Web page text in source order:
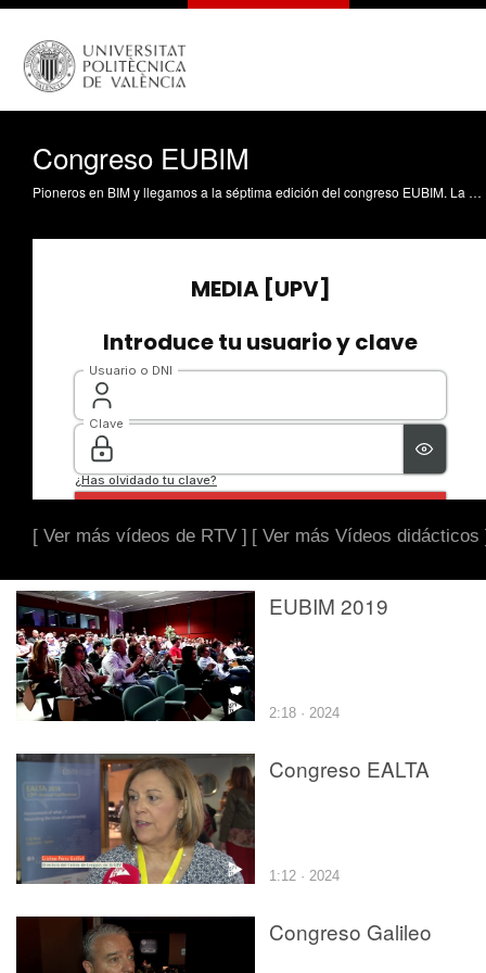
Congreso EUBIM
Pioneros en BIM y llegamos a la séptima edición del congreso EUBIM. La UPV organizó el primer encuentro sobre esta metodología, en España, y sigue liderando su enseñanza en la universidad. BIM traslada el proceso de prototipado de la industria, a la construcción.
[ Ver más vídeos de RTV ] [ Ver más Vídeos didácticos
EUBIM 2019
2:18 · 2024
Congreso EALTA
1:12 · 2024
Congreso Galileo